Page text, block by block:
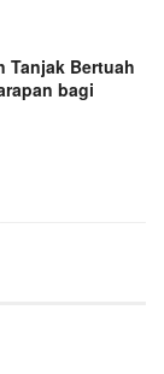
Tanjak Bertuah
bagi